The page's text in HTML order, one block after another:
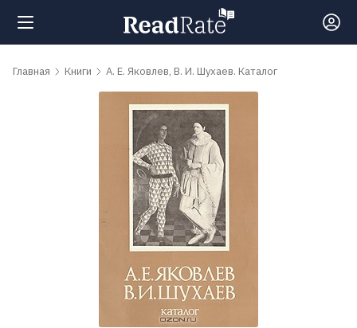
Поиск
Главная Книги А. Е. Яковлев, В. И. Шухаев. Каталог